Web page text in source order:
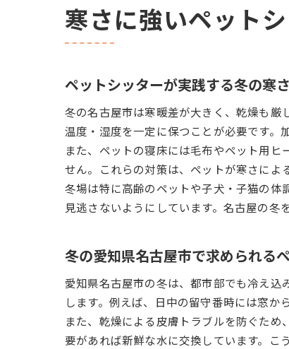
寒さに強いペット
ペットシッターが実践する冬の寒
冬の名古屋市は寒暖差が大きく、乾燥も厳
温度・湿度を一定に保つことが必要です。
また、ペットの寝床には毛布やペット用
せん。これらの対策は、ペットが寒さによ
冬場は特に高齢のペットや子犬・子猫の体
見逃さないようにしています。名古屋の冬
冬の愛知県名古屋市で求められる
愛知県名古屋市の冬は、都市部でも冷え
します。例えば、日中の留守番時には窓か
また、乾燥による皮膚トラブルを防ぐた
要があれば新鮮な水に交換しています。こ